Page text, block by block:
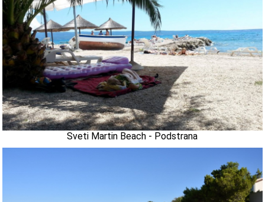
Sveti Martin Beach - Podstrana